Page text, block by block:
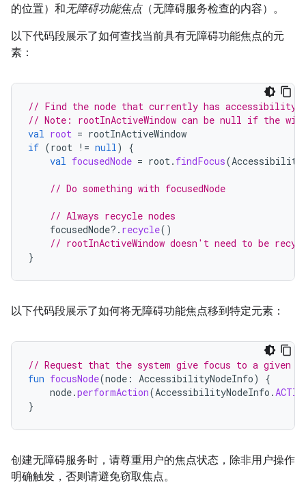
的位置）和无障碍功能焦点（无障碍服务检查的内容）。
以下代码段展示了如何查找当前具有无障碍功能焦点的元
素：
// Find the node that currently has accessibility
// Note: rootInActiveWindow can be null if the
val root = rootInActiveWindow
if (root != null)
{
val focusedNode = root. findFocus(
// Do something with focusedNode
// Always recycle nodes
focusedNode?. recycle()
// rootInActiveWindow doesn't need to be
}
以下代码段展示了如何将无障碍功能焦点移到特定元素：
// Request that the system give focus to a given
fun focusNode(node : AccessibilityNodeInfo)
{
node.performAction(AccessibilityNodeInfo .
}
创建无障碍服务时，请尊重用户的焦点状态，除非用户操作
明确触发，否则请避免窃取焦点。